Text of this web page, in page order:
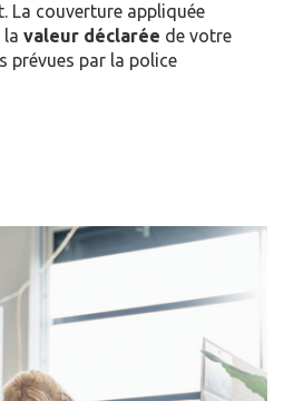
La couverture appliquée
la valeur déclarée de votre
prévues par la police